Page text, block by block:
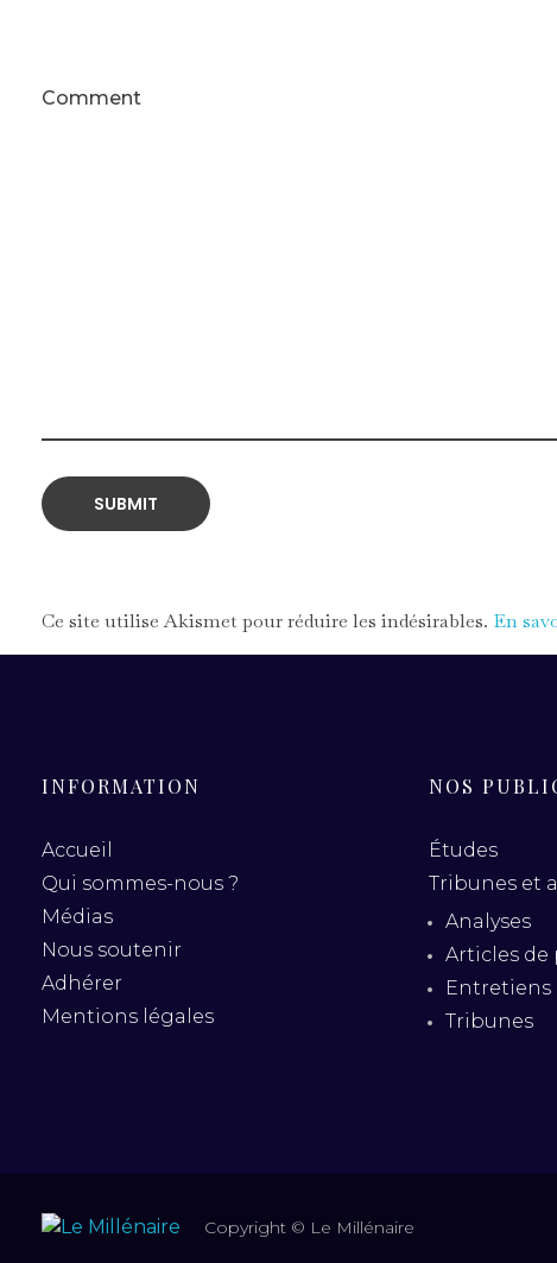
Comment
Ce site utilise Akismet pour réduire les indésirables. En
INFORMATION
Accueil
Qui sommes-nous ?
Médias
Nous soutenir
Adhérer
Mentions légales
NOS
Études
Tribunes et
Analyses
Articles de
Entretiens
Tribunes
Copyright © Le Millénaire